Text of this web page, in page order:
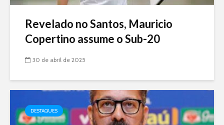
Revelado no Santos, Mauricio
Copertino assume o Sub-20
30 de abril de 2025
DESTAQUES